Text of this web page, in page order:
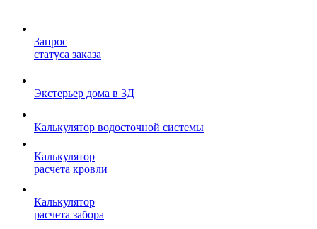
Запрос
статуса заказа
Экстерьер дома в 3Д
Калькулятор водосточной системы
Калькулятор
расчета кровли
Калькулятор
расчета забора